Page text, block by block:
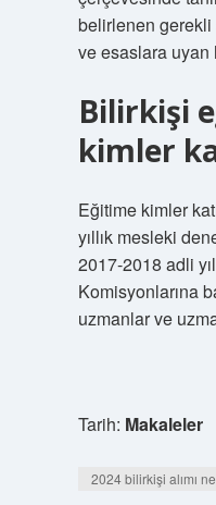
belirlenen gerekli
ve esaslara uyan
Bilirkişi
kimler
Eğitime kimler
yıllık mesleki
2017-2018 adli
Komisyonlarına
uzmanlar ve
Tarih: Makaleler
2024 bilirkişi alımı